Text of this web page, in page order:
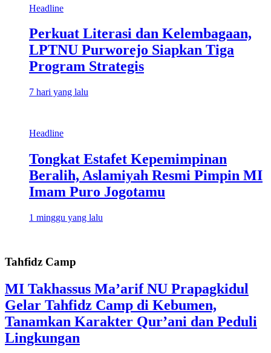
Headline
Perkuat Literasi dan Kelembagaan,
LPTNU Purworejo Siapkan Tiga
Program Strategis
7 hari yang lalu
Headline
Tongkat Estafet Kepemimpinan
Beralih, Aslamiyah Resmi Pimpin MI
Imam Puro Jogotamu
1 minggu yang lalu
Tahfidz Camp
MI Takhassus Ma’arif NU Prapagkidul
Gelar Tahfidz Camp di Kebumen,
Tanamkan Karakter Qur’ani dan Peduli
Lingkungan